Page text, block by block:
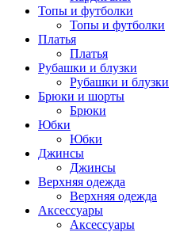
Топы и футболки
Топы и футболки
Платья
Платья
Рубашки и блузки
Рубашки и блузки
Брюки и шорты
Брюки
Юбки
Юбки
Джинсы
Джинсы
Верхняя одежда
Верхняя одежда
Аксесcуары
Аксесcуары